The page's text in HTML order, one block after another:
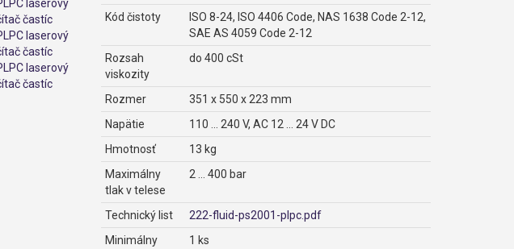
Kód čistoty
ISO 8-24, ISO 4406 Code, NAS 1638 Code 2-12,
SAE AS 4059 Code 2-12
Rozsah
viskozity
do 400 cSt
Rozmer
351 x 550 x 223 mm
Napätie
110 ... 240 V, AC 12 ... 24 V DC
Hmotnosť
13 kg
Maximálny
tlak v telese
2 ... 400 bar
Technický list
222-fluid-ps2001-plpc.pdf
Minimálny
1 ks